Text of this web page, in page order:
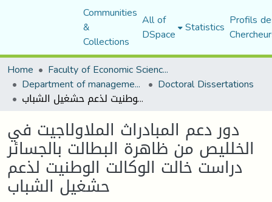
Communities
&
Collections
All of
DSpace Statistics Profils
Home
Faculty of Economic Sciences, Commerce and Management Sciences
Department of management sciences Doctoral Dissertations
دور دعم المبادراث الملاولاجيت في الخلليص من ظاهرة البطالت بالجسائر دراست خالت الوكالت الوطنيت لذعم حشغيل الشباب
دور دعم المبادراث الملاولاجيت في
الخلليص من ظاهرة البطالت بالجسائر
دراست خالت الوكالت الوطنيت لذعم
حشغيل الشباب